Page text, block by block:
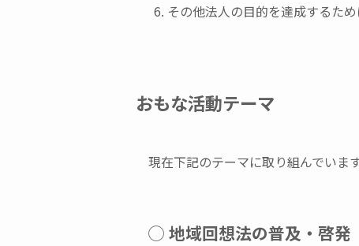
その他法人の目的を達成するた
おもな活動テーマ
現在下記のテーマに取り組んでいます
◯ 地域回想法の普及・啓発